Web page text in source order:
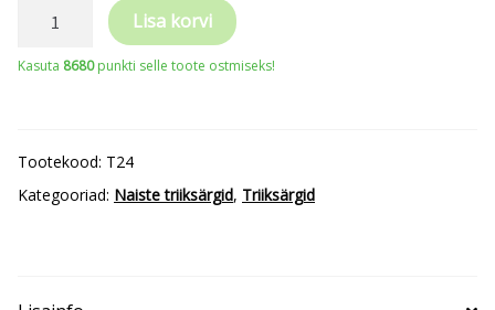
TRICORP
kogus
Lisa korvi
Kasuta 8680punkti selle toote ostmiseks!
Tootekood: T24
Kategooriad: Naiste triiksärgid, Triiksärgid